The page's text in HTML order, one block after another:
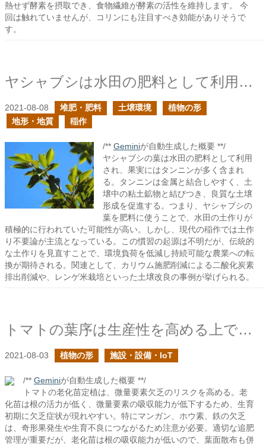
熱せず酵素を摂取でき、食物繊維が酵素の活性を維持します。 今
回は触れていませんが、コリンにも注目すべき効能がありそうで
す。
ヤシャブシは水田の肥料として利用されていたらしい
2021-08-08 堆肥・肥料 土壌環境
植物の形
地形・地質
稲作
/** Geminiが自動生成した概要 **/
ヤシャブシの葉は水田の肥料として利用
され、果実にはタンニンが多く含まれ
る。タンニンは金属と結合しやすく、土
壌中の粘土鉱物と結びつき、良質な土壌
形成を促進する。つまり、ヤシャブシの
葉を肥料に使うことで、水田の土作りが
積極的に行われていた可能性が高い。しかし、現代の稲作では土作
り不要論が主流となっている。この慣習の起源は不明だが、伝統的
な土作りを見直すことで、環境負荷を低減し持続可能な農業への転
換が期待される。関連として、カリウム施肥削減による二酸化炭素
排出削減や、レンゲ米栽培といった土壌改良の事例が挙げられる。
トマトの葉序は生産性を高める上で重要
2021-08-03 植物の形 施設・設備・IoT
/** Geminiが自動生成した概要 **/
トマトの老化苗定植は、微量要素欠乏のリスクを高める。老
化苗は根の活力が低く、微量要素の吸収能力が低下するため、生育
初期に欠乏症状が現れやすい。特にマンガン、ホウ素、鉄の欠乏
は、奇形果発生や生育不良につながるため注意が必要。適切な追肥
管理が重要だが、老化苗は根の吸収能力が低いので、葉面散布も併